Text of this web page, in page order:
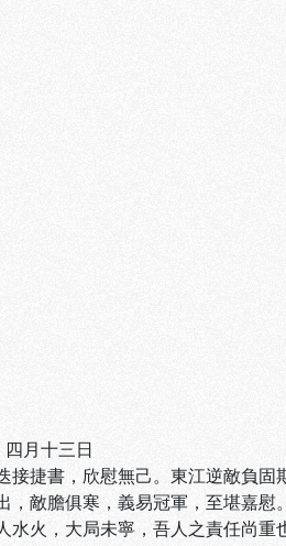
月十三日
捷書，欣慰無己。東江逆敵負
敵膽俱寒，義易冠軍，至堪嘉慰
火，大局未寧，吾人之責任尚